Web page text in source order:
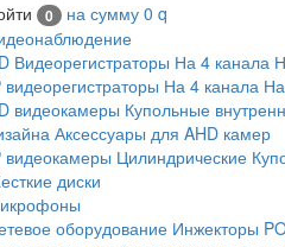
0 на сумму 0 q
Видеорегистраторы На 4 канала
видеорегистраторы На 4 канала
видеокамеры Купольные
Аксессуары для AHD камер
видеокамеры Цилиндрические
диски
оборудование Инжекторы